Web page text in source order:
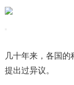
几十年来，各国
提出过异议。